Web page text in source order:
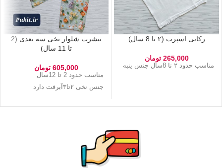
رکابی اسپرت (۲ تا 8 سال)
265,000 تومان
مناسب حدود ۲ تا 8سال جنس پنبه
تیشرت شلوار نخی سه بعدی (2
تا 11 سال)
605,000 تومان
مناسب حدود 2 تا 12سال
جنس نخی ۲تا۳آبرفت دارد